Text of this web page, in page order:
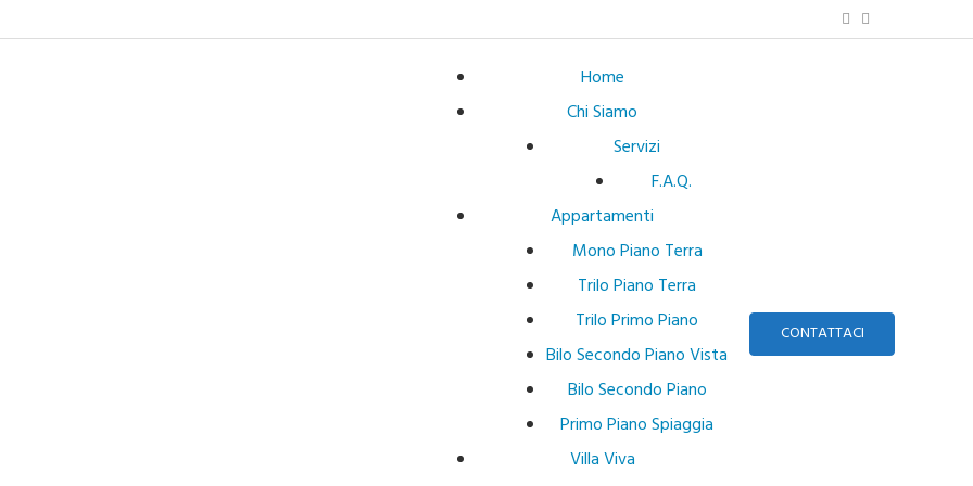
Home
Chi Siamo
Servizi
F.A.Q.
Appartamenti
Mono Piano Terra
Trilo Piano Terra
Trilo Primo Piano
Bilo Secondo Piano Vista
Bilo Secondo Piano
Primo Piano Spiaggia
Villa Viva
CONTATTACI